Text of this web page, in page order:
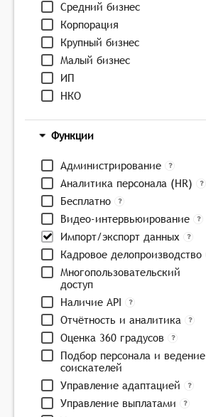
Средний бизнес
Корпорация
Крупный бизнес
Малый бизнес
ИП
НКО
Функции
Администрирование
Аналитика персонала (HR)
Бесплатно
Видео-интервьюирование
Импорт/экспорт данных
Кадровое делопроизводство
Многопользовательский
доступ
Наличие API
Отчётность и аналитика
Оценка 360 градусов
Подбор персонала и ведение
соискателей
Управление адаптацией
Управление выплатами